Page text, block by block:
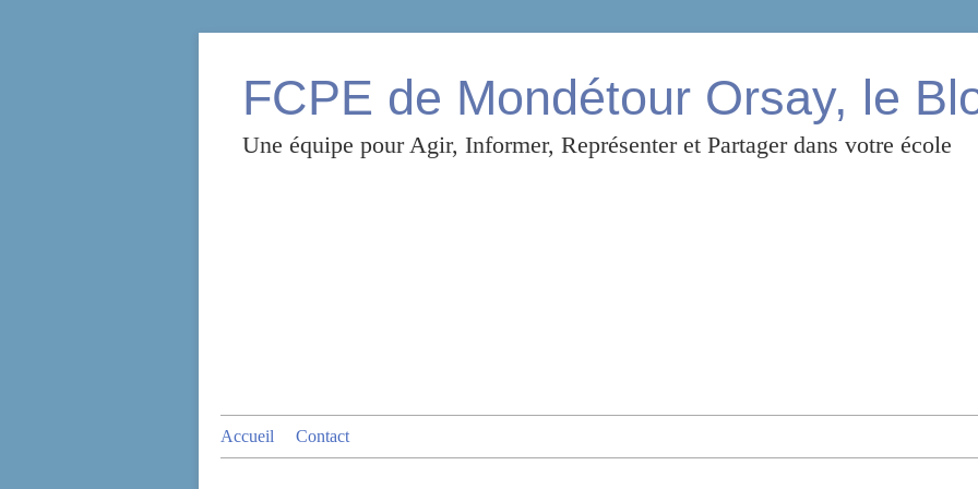
FCPE de Mondétour Orsay, le
Une équipe pour Agir, Informer, Représenter et Partager dans votre école
Accueil Contact